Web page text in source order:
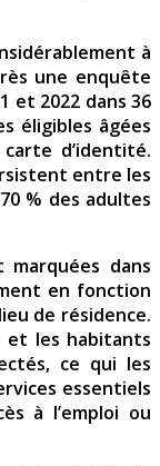
à
une enquête
et 2022 dans 36
éligibles âgées
d’identité.
entre les
% des adultes
dans
en fonction
de résidence.
et les habitants
ce qui les
essentiels
à l’emploi ou